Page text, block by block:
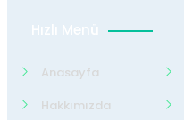
Hızlı Menü
Anasayfa
Hakkımızda